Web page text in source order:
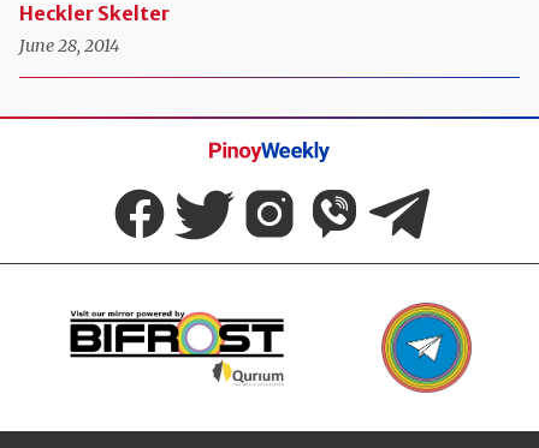
Heckler Skelter
June 28, 2014
Pinoy
Weekly